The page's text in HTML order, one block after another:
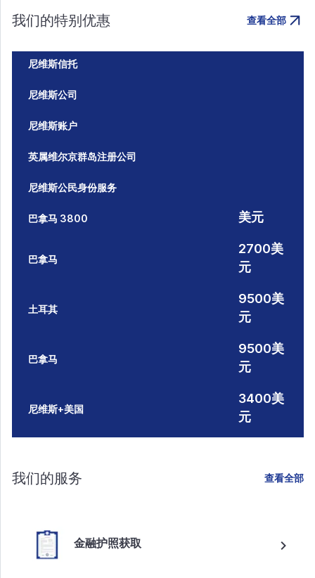
我们的特别优惠 查看全部
尼维斯信托
尼维斯公司
尼维斯账户
英属维尔京群岛注册公司
尼维斯公民身份服务
巴拿马 3800 美元
巴拿马
2700美
元
土耳其
9500美
元
巴拿马
9500美
元
尼维斯+美国
3400美
元
我们的服务 查看全部
金融护照获取